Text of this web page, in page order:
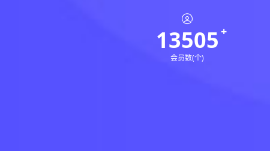
13505
会员数(个)